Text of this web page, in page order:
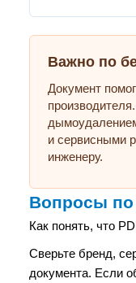
Важно по
Документ
и сервисными
инженеру.
Вопросы по
Как понять, что
Сверьте бренд,
документа. Если